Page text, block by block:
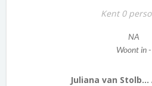
Kent 0
NA
Woont in -
Juliana van Stolb...